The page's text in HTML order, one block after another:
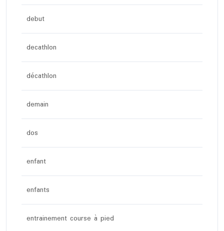
debut
decathlon
décathlon
demain
dos
enfant
enfants
entrainement course à pied